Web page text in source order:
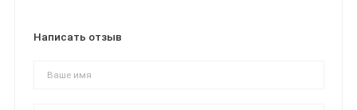
Написать отзыв